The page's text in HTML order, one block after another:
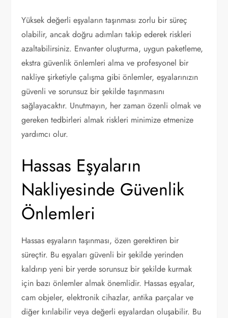
Yüksek değerli eşyaların taşınması zorlu bir süreç
olabilir, ancak doğru adımları takip ederek riskleri
azaltabilirsiniz. Envanter oluşturma, uygun paketleme,
ekstra güvenlik önlemleri alma ve profesyonel bir
nakliye şirketiyle çalışma gibi önlemler, eşyalarınızın
güvenli ve sorunsuz bir şekilde taşınmasını
sağlayacaktır. Unutmayın, her zaman özenli olmak ve
gereken tedbirleri almak riskleri minimize etmenize
yardımcı olur.
Hassas Eşyaların
Nakliyesinde Güvenlik
Önlemleri
Hassas eşyaların taşınması, özen gerektiren bir
süreçtir. Bu eşyaları güvenli bir şekilde yerinden
kaldırıp yeni bir yerde sorunsuz bir şekilde kurmak
için bazı önlemler almak önemlidir. Hassas eşyalar,
cam objeler, elektronik cihazlar, antika parçalar ve
diğer kırılabilir veya değerli eşyalardan oluşabilir. Bu